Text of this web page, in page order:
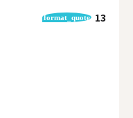
format_quote 13